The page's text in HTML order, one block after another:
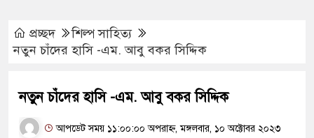
প্রচ্ছদ
শিল্প সাহিত্য
নতুন চাঁদের হাসি -এম. আবু বকর সিদ্দিক
নতুন চাঁদের হাসি -এম. আবু বকর সিদ্দিক
আপডেট সময় ১১:০০:০০ অপরাহ্ন, মঙ্গলবার, ১০ অক্টোবর ২০২৩